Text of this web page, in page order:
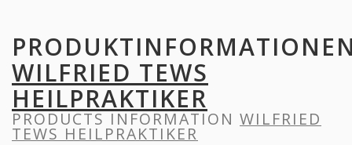
WILFRIED TEWS
HEILPRAKTIKER
PRODUCTS INFORMATION WILFRIED
TEWS HEILPRAKTIKER